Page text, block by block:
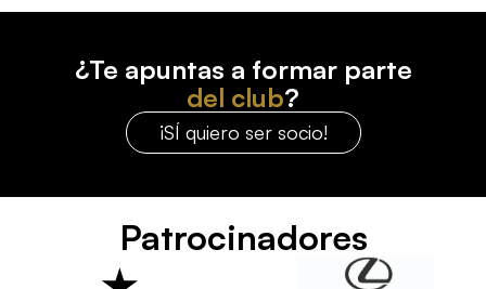
¿Te apuntas a formar parte
del club?
¡SÍ quiero ser socio!
Patrocinadores